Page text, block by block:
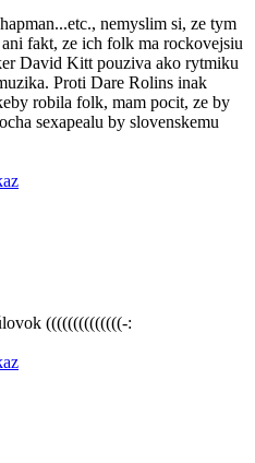
nemyslim si, ze tym
fakt, ze ich folk ma rockovejsiu
David Kitt pouziva ako rytmiku
Proti Dare Rolins inak
robila folk, mam pocit, ze by
sexapealu by slovenskemu
((((((((((((((-: